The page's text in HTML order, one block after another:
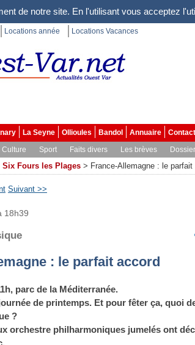
de notre site. En l'utilisant vous acceptez
Locations année Locations Vacances
La Seyne Ollioules Bandol Annuaire
Contact
Culture Sport Faits divers Les brèves
Six Fours les Plages > France-Allemagne : le parfait
Suivant >>
18h39
: le parfait accord
parc de la Méditerranée.
de printemps. Et pour fêter ça, quoi
?
orchestre philharmoniques jumelés ont